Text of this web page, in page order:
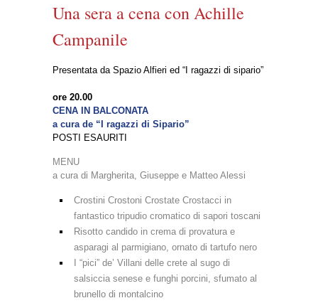
Una sera a cena con Achille
Campanile
Presentata da Spazio Alfieri ed “I ragazzi di sipario”
ore 20.00
CENA IN BALCONATA
a cura de “I ragazzi di Sipario”
POSTI ESAURITI
MENU
a cura di Margherita, Giuseppe e Matteo Alessi
Crostini Crostoni Crostate Crostacci in
fantastico tripudio cromatico di sapori toscani
Risotto candido in crema di provatura e
asparagi al parmigiano, ornato di tartufo nero
I “pici” de’ Villani delle crete al sugo di
salsiccia senese e funghi porcini, sfumato al
brunello di montalcino